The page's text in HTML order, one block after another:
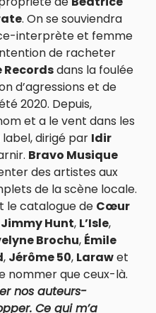
. On se souviendra
interprète et femme
de racheter
Recordsdans la foulée
d’agressions et de
2020. Depuis,
et a le vent dans les
dirigé par Idir
Bravo Musique
des artistes aux
de la scène locale.
le catalogue de Cœur
Jimmy Hunt, L’Isle,
Brochu, Émile
, Jérôme 50, Larawet
nommer que ceux-là.
nos auteurs-
Ce qui m’a